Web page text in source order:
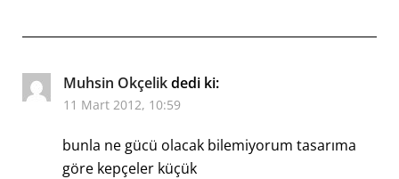
Muhsin Okçelikdedi ki:
11 Mart 2012, 10:59
bunla ne gücü olacak bilemiyorum tasarıma
göre kepçeler küçük